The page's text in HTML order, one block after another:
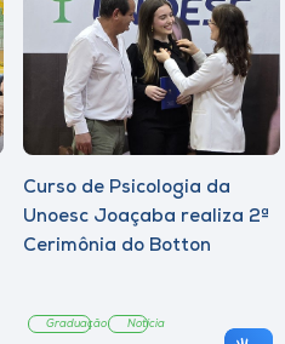
Curso de Psicologia da
Unoesc Joaçaba realiza 2ª
Cerimônia do Botton
Graduação Notícia